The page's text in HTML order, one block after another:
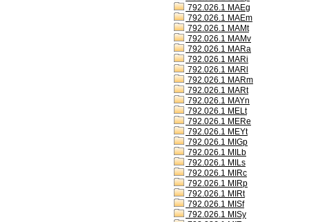
792.026.1 MAEg
792.026.1 MAEm
792.026.1 MAMt
792.026.1 MAMv
792.026.1 MARa
792.026.1 MARi
792.026.1 MARl
792.026.1 MARm
792.026.1 MARt
792.026.1 MAYn
792.026.1 MELt
792.026.1 MERe
792.026.1 MEYt
792.026.1 MIGp
792.026.1 MILb
792.026.1 MILs
792.026.1 MIRc
792.026.1 MIRp
792.026.1 MIRt
792.026.1 MISf
792.026.1 MISy